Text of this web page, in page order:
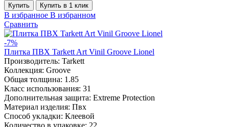
Купить Купить в 1 клик
В избранное В избранном
Сравнить
-7%
Плитка ПВХ Tarkett Art Vinil Groove Lionel
Производитель: Tarkett
Коллекция: Groove
Общая толщина: 1.85
Класс использования: 31
Дополнительная защита: Extreme Protection
Материал изделия: Пвх
Способ укладки: Клеевой
Количество в упаковке: 22